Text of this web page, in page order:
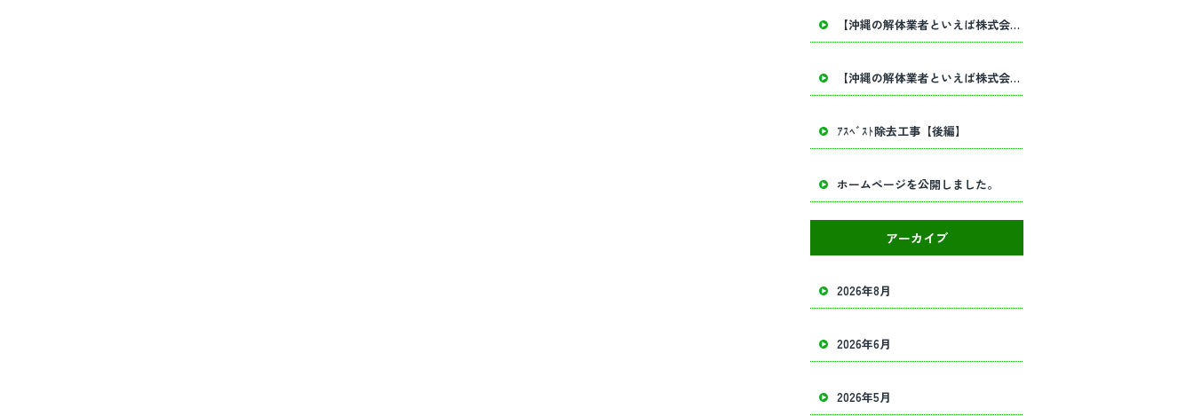
【沖縄の解体業者といえば株式会社田畑工業】内部解体工事・建物解体工事の事ならお任せください！
【沖縄の解体業者といえば株式会社田畑工業】内部解体工事・建物解体工事の事ならお任せください！
ｱｽﾍﾞｽﾄ除去工事【後編】
ホームページを公開しました。
アーカイブ
2026年8月
2026年6月
2026年5月